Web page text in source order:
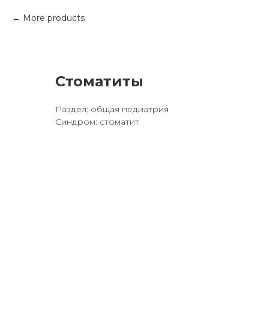
More products
Стоматиты
Раздел: общая педиатрия
Синдром: стоматит